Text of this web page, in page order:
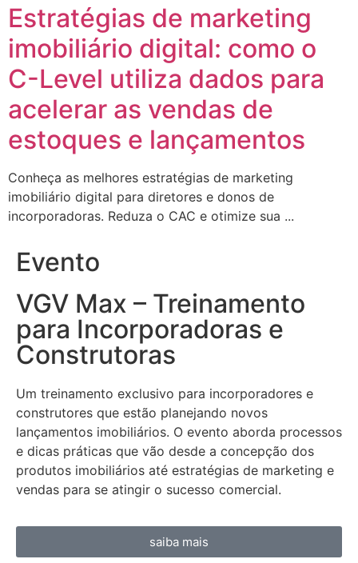
Estratégias de marketing
imobiliário digital: como o
C-Level utiliza dados para
acelerar as vendas de
estoques e lançamentos
Conheça as melhores estratégias de marketing
imobiliário digital para diretores e donos de
incorporadoras. Reduza o CAC e otimize sua ...
Evento
VGV Max – Treinamento
para Incorporadoras e
Construtoras
Um treinamento exclusivo para incorporadores e
construtores que estão planejando novos
lançamentos imobiliários. O evento aborda processos
e dicas práticas que vão desde a concepção dos
produtos imobiliários até estratégias de marketing e
vendas para se atingir o sucesso comercial.
saiba mais